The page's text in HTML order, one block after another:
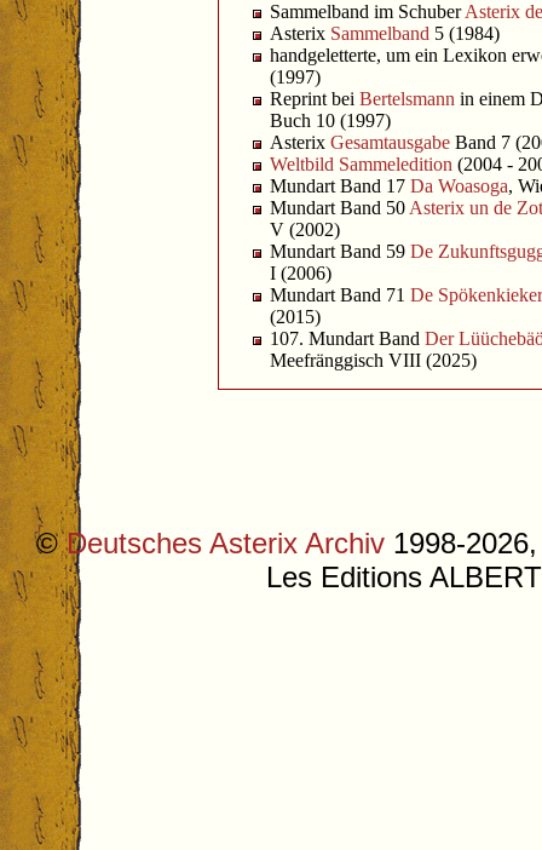
Sammelband im SchuberAsterix
Asterix Sammelband 5 (1984)
handgeletterte, um ein Lexikon
(1997)
Reprint bei Bertelsmann in einem
Buch 10 (1997)
Asterix Gesamtausgabe Band 7
Weltbild Sammeledition (2004 -
Mundart Band 17 Da Woasoga,
Mundart Band 50 Asterix un de
V (2002)
Mundart Band 59 De
I (2006)
Mundart Band 71 De Spökenkieker
(2015)
107. Mundart Band Der
Meefränggisch VIII (2025)
©Deutsches Asterix Archiv 1998-
Les Editions